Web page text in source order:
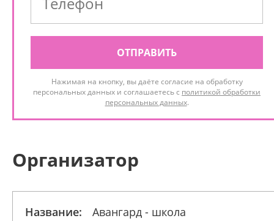
ОТПРАВИТЬ
Нажимая на кнопку, вы даёте согласие на обработку
персональных данных и соглашаетесь с политикой обработки
персональных данных.
Организатор
Название:
Авангард - школа